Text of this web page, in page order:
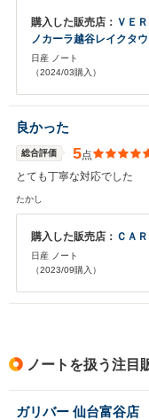
購入した販売店： ＶＥ
ノカーラ越谷レイクタウ
日産 ノート
（2024/03購入）
良かった
総合評価 5点
とても丁寧な対応でした
たかし
購入した販売店： ＣＡ
日産 ノート
（2023/09購入）
ノートを扱う注目
ガリバー 仙台富谷店